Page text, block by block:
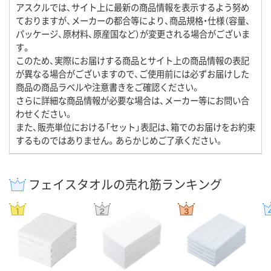
アスクルでは、サイト上に最新の商品情報を表示するよう努め
ておりますが、メーカーの都合等により、商品規格・仕様（容量、
パッケージ、原材料、原産国など）が変更される場合がございま
す。
このため、実際にお届けする商品とサイト上の商品情報の表記
が異なる場合がございますので、ご使用前には必ずお届けした
商品の商品ラベルや注意書きをご確認ください。
さらに詳細な商品情報が必要な場合は、メーカー等にお問い合
わせください。
また、販売単位における「セット」表記は、箱でのお届けをお約束
するものではありません。あらかじめご了承ください。
フェイスタオルの売れ筋ランキング